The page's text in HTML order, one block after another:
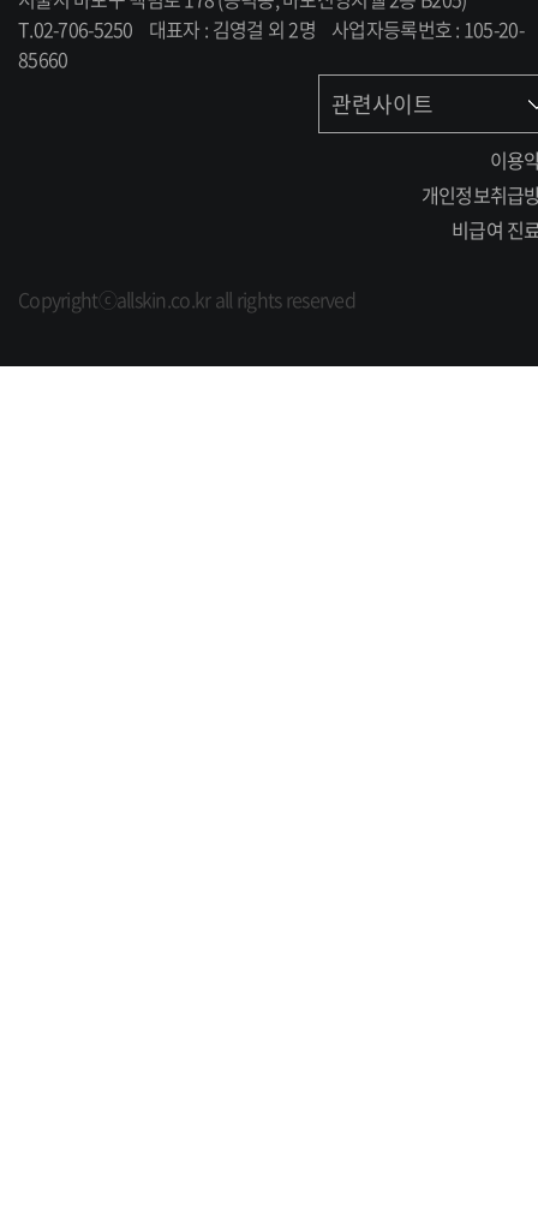
T.02-706-5250
대표자 : 김영걸 외 2명
사업자등록번호 : 105-20-
85660
관련사이트
이용
개인정보취급
비급여 진
Copyrightⓒallskin.co.kr all rights reserved